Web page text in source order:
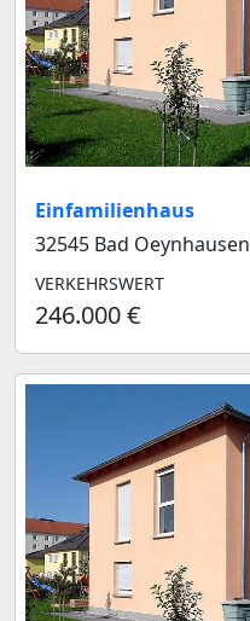
Einfamilienhaus
32545 Bad Oeynhausen
VERKEHRSWERT
246.000 €